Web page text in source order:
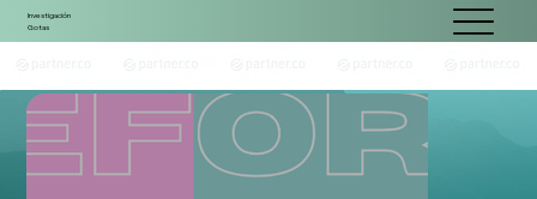
Investigación
Gotas